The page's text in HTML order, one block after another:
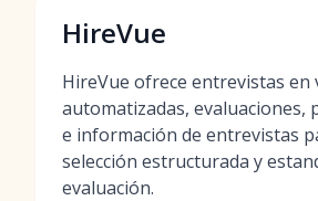
HireVue
HireVue ofrece entrevistas en
automatizadas, evaluaciones,
e información de entrevistas
selección estructurada y
evaluación.